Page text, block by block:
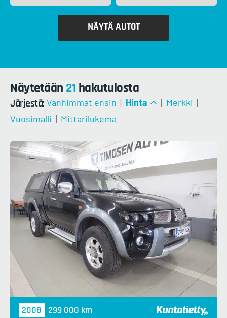
NÄYTÄ AUTOT
Näytetään 21 hakutulosta
Järjestä: Vanhimmat ensin | Hinta | Merkki |
Vuosimalli | Mittarilukema
2008 299 000 km